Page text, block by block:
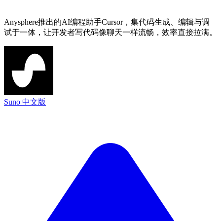
Anysphere推出的AI编程助手Cursor，集代码生成、编辑与调
试于一体，让开发者写代码像聊天一样流畅，效率直接拉满。
Suno 中文版